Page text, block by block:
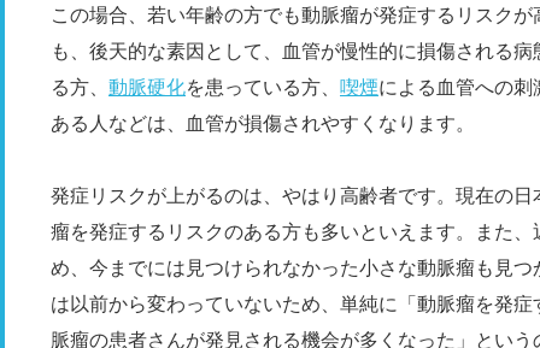
この場合、若い年齢の方でも動脈瘤が発症するリスク
も、後天的な素因として、血管が慢性的に損傷される
る方、 動脈硬化を患っている方、 喫煙による血管への
ある人などは、血管が損傷されやすくなります。
発症リスクが上がるのは、やはり高齢者です。現在の
瘤を発症するリスクのある方も多いといえます。また、
め、今までには見つけられなかった小さな動脈瘤も見
は以前から変わっていないため、単純に「動脈瘤を発
脈瘤の患者さんが発見される機会が多くなった」とい